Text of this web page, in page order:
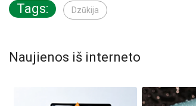
Tags: Dzūkija
Naujienos iš interneto